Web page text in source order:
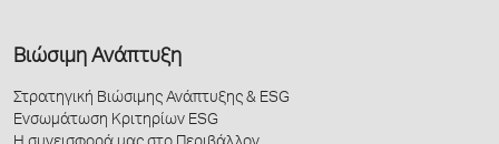
Βιώσιμη Ανάπτυξη
Στρατηγική Βιώσιμης Ανάπτυξης & ESG
Ενσωμάτωση Κριτηρίων ESG